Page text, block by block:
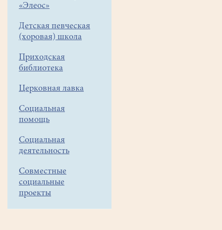
«Элеос»
Детская певческая
(хоровая) школа
Приходская
библиотека
Церковная лавка
Социальная
помощь
Социальная
деятельность
Совместные
социальные
проекты